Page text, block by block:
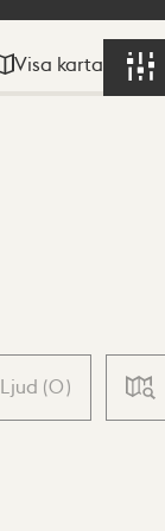
Visa karta
Ljud (0)